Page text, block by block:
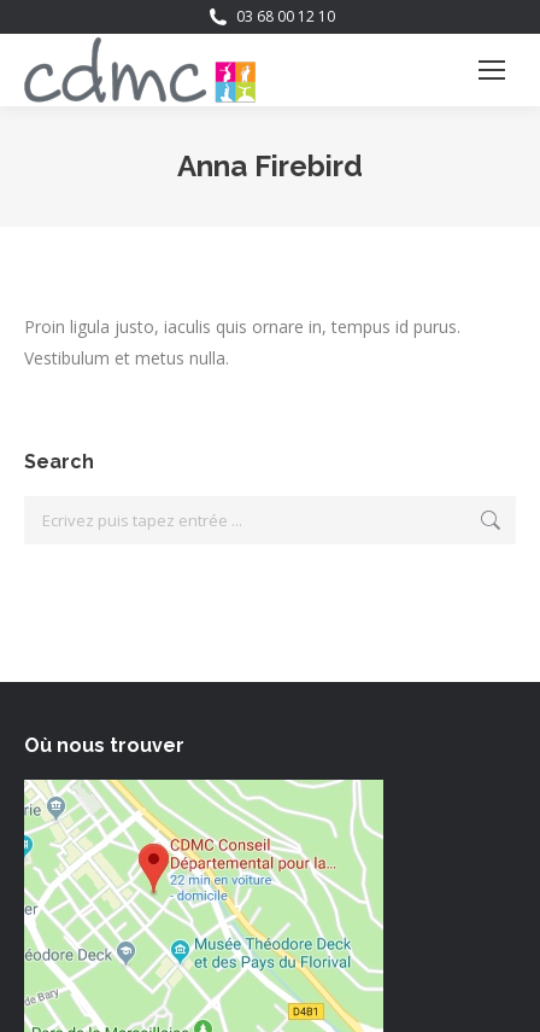
03 68 00 12 10
Anna Firebird
Proin ligula justo, iaculis quis ornare in, tempus id purus.
Vestibulum et metus nulla.
Search
Où nous trouver